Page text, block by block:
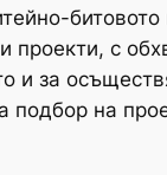
проекти, с
и за
подбор на